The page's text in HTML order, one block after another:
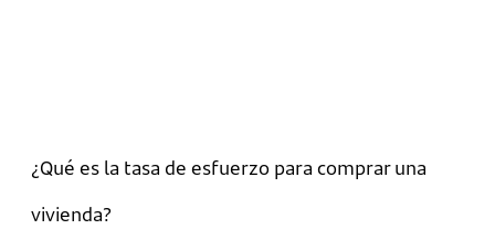
¿Qué es la tasa de esfuerzo para comprar una
vivienda?